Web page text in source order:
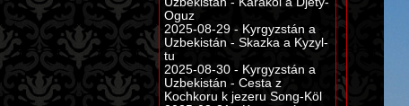
Oguz
2025-08-29 - Kyrgyzstán a
Uzbekistán - Skazka a Kyzyl-
tu
2025-08-30 - Kyrgyzstán a
Uzbekistán - Cesta z
Kochkoru k jezeru Song-Köl